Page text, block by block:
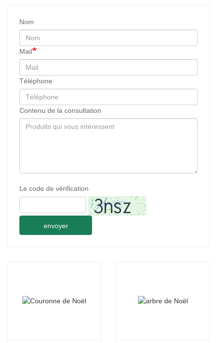
Nom
Mail
Téléphone
Contenu de la consultation
Le code de vérification
envoyer